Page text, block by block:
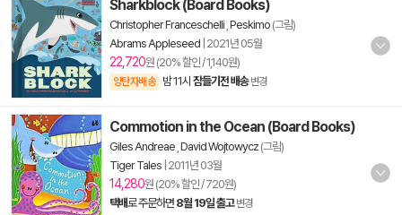
Sharkblock (Board Books)
Christopher Franceschelli Peskimo (그림)
Abrams Appleseed 2021년 05월
22,720원 (20% 할인 / 1,140원)
양탄자배송 밤 11시 잠들기전 배송 변경
Commotion in the Ocean (Board Books)
Giles Andreae David Wojtowycz (그림)
Tiger Tales 2011년 03월
14,280원 (20% 할인 / 720원)
택배로 주문하면 8월 19일 출고 변경